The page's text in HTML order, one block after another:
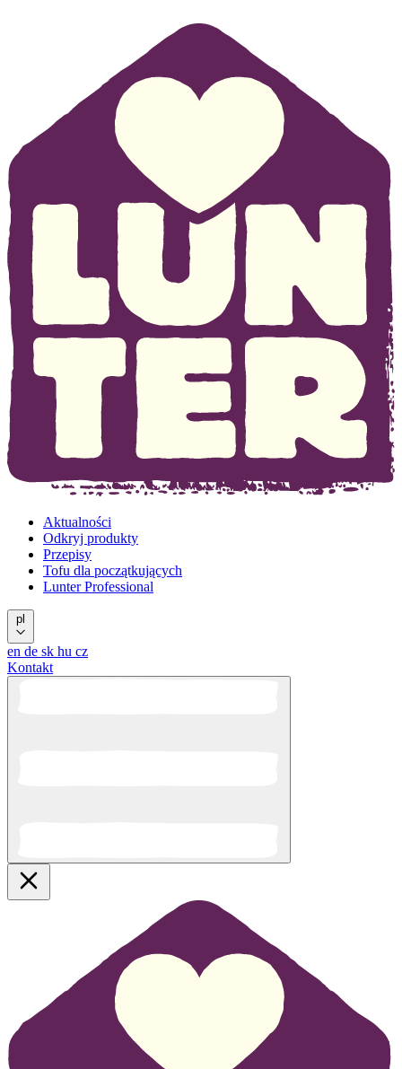
Aktualności
Odkryj produkty
Przepisy
Tofu dla początkujących
Lunter Professional
pl
en de sk hu cz
Kontakt